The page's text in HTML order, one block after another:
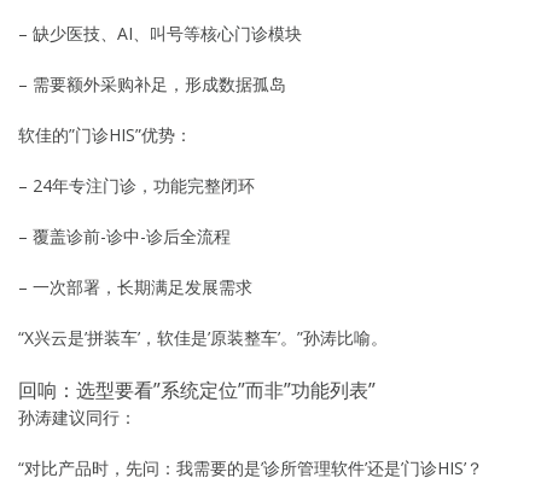
– 缺少医技、AI、叫号等核心门诊模块
– 需要额外采购补足，形成数据孤岛
软佳的”门诊HIS”优势：
– 24年专注门诊，功能完整闭环
– 覆盖诊前-诊中-诊后全流程
– 一次部署，长期满足发展需求
“X兴云是’拼装车’，软佳是’原装整车’。”孙涛比喻。
回响：选型要看”系统定位”而非”功能列表”
孙涛建议同行：
“对比产品时，先问：我需要的是’诊所管理软件’还是’门诊HIS’？